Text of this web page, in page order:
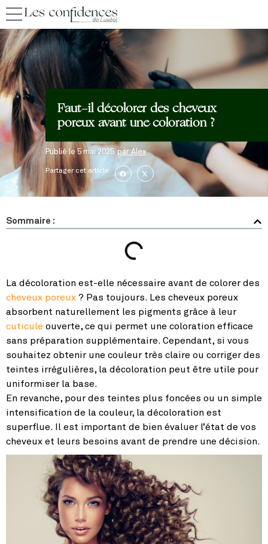
Faut-il décolorer des cheveux
poreux avant une coloration ?
Publié le5 mai 2025 parAlex
Partager cet article
Sommaire :
La décoloration est-elle nécessaire avant de colorer des
cheveux poreux ? Pas toujours. Les cheveux poreux
absorbent naturellement les pigments grâce à leur
cuticule ouverte, ce qui permet une coloration efficace
sans préparation supplémentaire. Cependant, si vous
souhaitez obtenir une couleur très claire ou corriger des
teintes irrégulières, la décoloration peut être utile pour
uniformiser la base.
En revanche, pour des teintes plus foncées ou un simple
intensification de la couleur, la décoloration est
superflue. Il est important de bien évaluer l’état de vos
cheveux et leurs besoins avant de prendre une décision.